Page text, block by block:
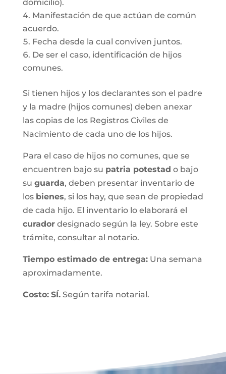
domicilio).
Manifestación de que actúan de común
acuerdo.
Fecha desde la cual conviven juntos.
De ser el caso, identificación de hijos
comunes.
Si tienen hijos y los declarantes son el padre
y la madre (hijos comunes) deben anexar
las copias de los Registros Civiles de
Nacimiento de cada uno de los hijos.
Para el caso de hijos no comunes, que se
encuentren bajo su patria potestad o bajo
su guarda, deben presentar inventario de
los bienes, si los hay, que sean de propiedad
de cada hijo. El inventario lo elaborará el
curadordesignado según la ley. Sobre este
trámite, consultar al notario.
Tiempo estimado de entrega:Una semana
aproximadamente.
Costo: SÍ.Según tarifa notarial.